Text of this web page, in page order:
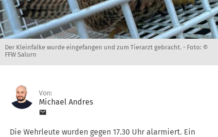
Der Kleinfalke wurde eingefangen und zum Tierarzt gebracht. - Foto: ©
FFW Salurn
Von:
Michael Andres
Die Wehrleute wurden gegen 17.30 Uhr alarmiert. Ein